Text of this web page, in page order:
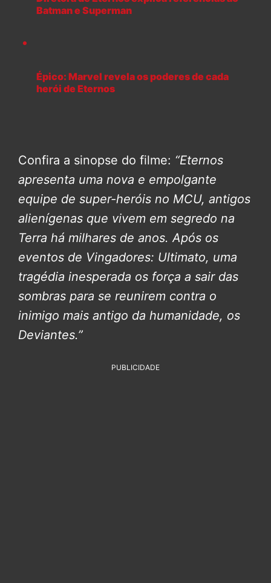
Batman e Superman
Épico: Marvel revela os poderes de cada
herói de Eternos
Confira a sinopse do filme: “Eternos
apresenta uma nova e empolgante
equipe de super-heróis no MCU, antigos
alienígenas que vivem em segredo na
Terra há milhares de anos. Após os
eventos de Vingadores: Ultimato, uma
tragédia inesperada os força a sair das
sombras para se reunirem contra o
inimigo mais antigo da humanidade, os
Deviantes.”
PUBLICIDADE